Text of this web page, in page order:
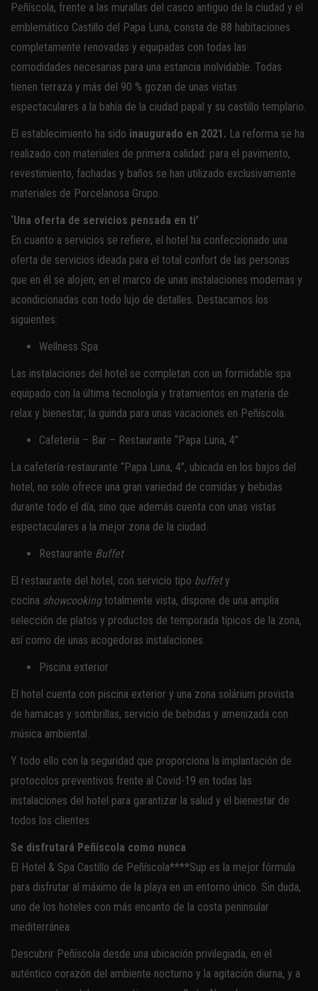
Peñíscola, frente a las murallas del casco antiguo de la ciudad y el
emblemático Castillo del Papa Luna, consta de 88 habitaciones
completamente renovadas y equipadas con todas las
comodidades necesarias para una estancia inolvidable. Todas
tienen terraza y más del 90 % gozan de unas vistas
espectaculares a la bahía de la ciudad papal y su castillo templario.
El establecimiento ha sido inaugurado en 2021. La reforma se ha
realizado con materiales de primera calidad: para el pavimento,
revestimiento, fachadas y baños se han utilizado exclusivamente
materiales de Porcelanosa Grupo.
‘Una oferta de servicios pensada en ti’
En cuanto a servicios se refiere, el hotel ha confeccionado una
oferta de servicios ideada para el total confort de las personas
que en él se alojen, en el marco de unas instalaciones modernas y
acondicionadas con todo lujo de detalles. Destacamos los
siguientes:
Wellness Spa
Las instalaciones del hotel se completan con un formidable spa
equipado con la última tecnología y tratamientos en materia de
relax y bienestar; la guinda para unas vacaciones en Peñíscola.
Cafetería – Bar – Restaurante “Papa Luna, 4”
La cafetería-restaurante “Papa Luna, 4”, ubicada en los bajos del
hotel, no solo ofrece una gran variedad de comidas y bebidas
durante todo el día, sino que además cuenta con unas vistas
espectaculares a la mejor zona de la ciudad.
Restaurante Buffet
El restaurante del hotel, con servicio tipo buffety
cocina showcookingtotalmente vista, dispone de una amplia
selección de platos y productos de temporada típicos de la zona,
así como de unas acogedoras instalaciones.
Piscina exterior
El hotel cuenta con piscina exterior y una zona solárium provista
de hamacas y sombrillas, servicio de bebidas y amenizada con
música ambiental.
Y todo ello con la seguridad que proporciona la implantación de
protocolos preventivos frente al Covid-19 en todas las
instalaciones del hotel para garantizar la salud y el bienestar de
todos los clientes.
Se disfrutará Peñíscola como nunca
El Hotel & Spa Castillo de Peñíscola****Sup es la mejor fórmula
para disfrutar al máximo de la playa en un entorno único. Sin duda,
uno de los hoteles con más encanto de la costa peninsular
mediterránea.
Descubrir Peñíscola desde una ubicación privilegiada, en el
auténtico corazón del ambiente nocturno y la agitación diurna, y a